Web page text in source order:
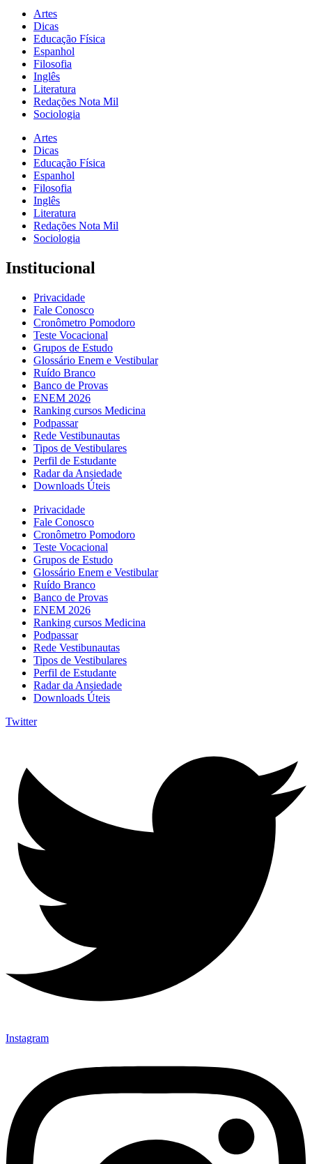
Artes
Dicas
Educação Física
Espanhol
Filosofia
Inglês
Literatura
Redações Nota Mil
Sociologia
Artes
Dicas
Educação Física
Espanhol
Filosofia
Inglês
Literatura
Redações Nota Mil
Sociologia
Institucional
Privacidade
Fale Conosco
Cronômetro Pomodoro
Teste Vocacional
Grupos de Estudo
Glossário Enem e Vestibular
Ruído Branco
Banco de Provas
ENEM 2026
Ranking cursos Medicina
Podpassar
Rede Vestibunautas
Tipos de Vestibulares
Perfil de Estudante
Radar da Ansiedade
Downloads Úteis
Privacidade
Fale Conosco
Cronômetro Pomodoro
Teste Vocacional
Grupos de Estudo
Glossário Enem e Vestibular
Ruído Branco
Banco de Provas
ENEM 2026
Ranking cursos Medicina
Podpassar
Rede Vestibunautas
Tipos de Vestibulares
Perfil de Estudante
Radar da Ansiedade
Downloads Úteis
Twitter
Instagram